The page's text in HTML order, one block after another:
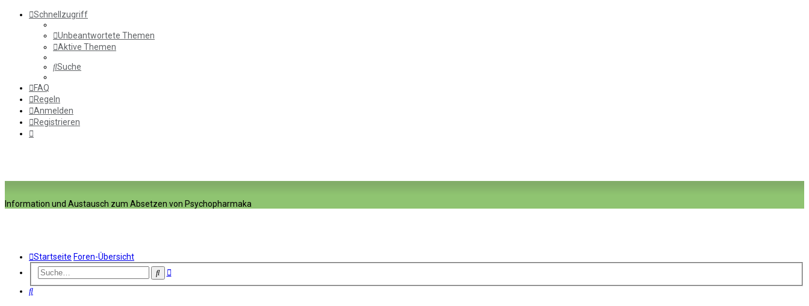
Schnellzugriff
Unbeantwortete Themen
Aktive Themen
Suche
FAQ
Regeln
Anmelden
Registrieren
Information und Austausch zum Absetzen von Psychopharmaka
Startseite Foren-Übersicht
SucheErweiterte
Suche